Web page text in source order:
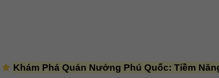
Khám Phá Quán Nướng Phú Quốc: Tiềm